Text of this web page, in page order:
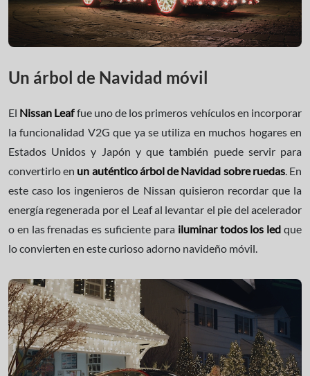
Un árbol de Navidad móvil
El Nissan Leaffue uno de los primeros vehículos en incorporar
la funcionalidad V2G que ya se utiliza en muchos hogares en
Estados Unidos y Japón y que también puede servir para
convertirlo en un auténtico árbol de Navidad sobre ruedas. En
este caso los ingenieros de Nissan quisieron recordar que la
energía regenerada por el Leaf al levantar el pie del acelerador
o en las frenadas es suficiente para iluminar todos los led que
lo convierten en este curioso adorno navideño móvil.